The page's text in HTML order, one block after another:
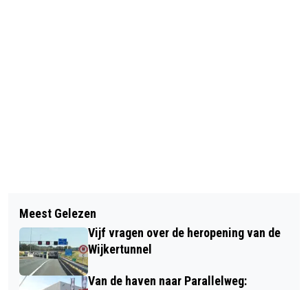
BEELDHOUWER JOLANDA PRINSEN
EXPOSEERT GLASWERK BIJ KEK
MEGA HIJSOPERATIE IN IJMUIDEN:
PLAATSEN PIJLERS ZOUTDAM LIVE
TE VOLGEN
Meest Gelezen
Vijf vragen over de heropening van de
Wijkertunnel
Van de haven naar Parallelweg: